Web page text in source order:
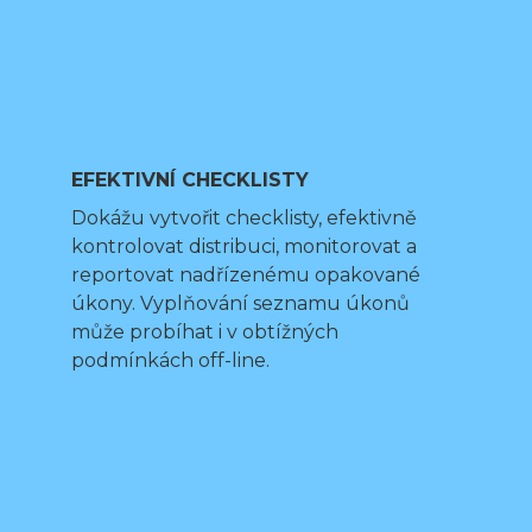
EFEKTIVNÍ CHECKLISTY
Dokážu vytvořit checklisty, efektivně
kontrolovat distribuci, monitorovat a
reportovat nadřízenému opakované
úkony. Vyplňování seznamu úkonů
může probíhat i v obtížných
podmínkách off-line.